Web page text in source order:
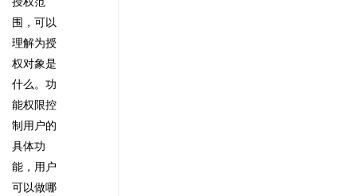
围，可以
理解为授
权对象是
什么。功
能权限控
制用户的
具体功
能，用户
可以做哪